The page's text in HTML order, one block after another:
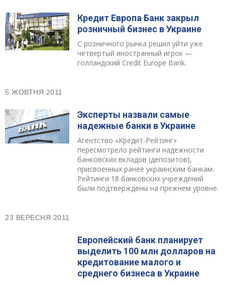
Кредит Европа Банк закрыл
розничный бизнес в Украине
С розничного рынка решил уйти уже
четвертый иностранный игрок —
голландский Credit Europe Bank.
5 ЖОВТНЯ 2011
Эксперты назвали самые
надежные банки в Украине
Агентство «Кредит-Рейтинг»
пересмотрело рейтинги надежности
банковских вкладов (депозитов),
присвоенных ранее украинским банкам.
Рейтинги 18 банковских учреждений
были подтверждены на прежнем уровне.
23 ВЕРЕСНЯ 2011
Европейский банк планирует
выделить 100 млн долларов на
кредитование малого и
среднего бизнеса в Украине